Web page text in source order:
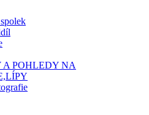
POHLEDY NA